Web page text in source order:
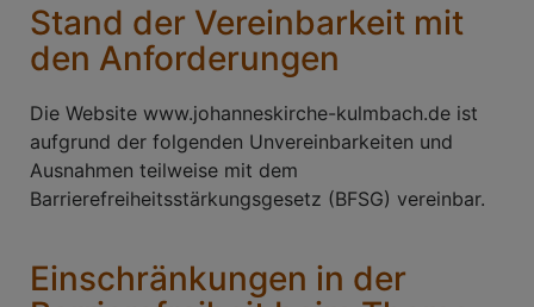
Stand der Vereinbarkeit mit
den Anforderungen
Die Website www.johanneskirche-kulmbach.de ist
aufgrund der folgenden Unvereinbarkeiten und
Ausnahmen teilweise mit dem
Barrierefreiheitsstärkungsgesetz (BFSG) vereinbar.
Einschränkungen in der